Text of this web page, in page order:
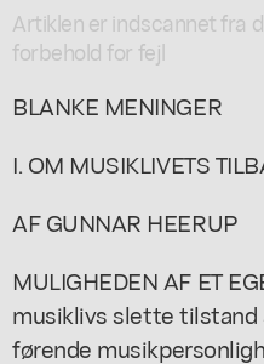
Artiklen er indscannet fra
forbehold for fejl
BLANKE MENINGER
I. OM MUSIKLIVETS
AF GUNNAR HEERUP
MULIGHEDEN AF ET
musiklivs slette tilstand
førende